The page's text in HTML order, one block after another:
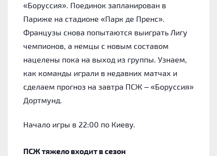
«Боруссия». Поединок запланирован в
Париже на стадионе «Парк де Пренс».
Французы снова попытаются выиграть Лигу
чемпионов, а немцы с новым составом
нацелены пока на выход из группы. Узнаем,
как команды играли в недавних матчах и
сделаем прогноз на завтра ПСЖ – «Боруссия»
Дортмунд.
Начало игры в 22:00 по Киеву.
ПСЖ тяжело входит в сезон